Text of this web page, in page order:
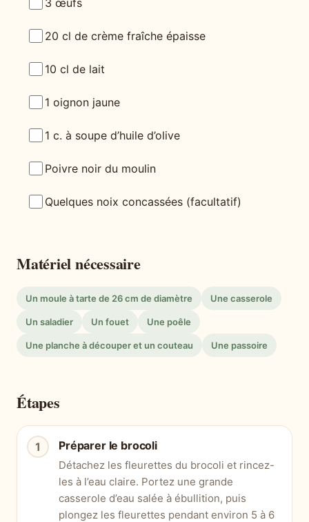
20 cl de crème fraîche épaisse
10 cl de lait
1 oignon jaune
1 c. à soupe d’huile d’olive
Poivre noir du moulin
Quelques noix concassées (facultatif)
Matériel nécessaire
Un moule à tarte de 26 cm de diamètre Une casserole
Un saladier Un fouet Une poêle
Une planche à découper et un couteau Une passoire
Étapes
Préparer le brocoli
Détachez les fleurettes du brocoli et rincez-
les à l’eau claire. Portez une grande
casserole d’eau salée à ébullition, puis
plongez les fleurettes pendant environ 5 à 6